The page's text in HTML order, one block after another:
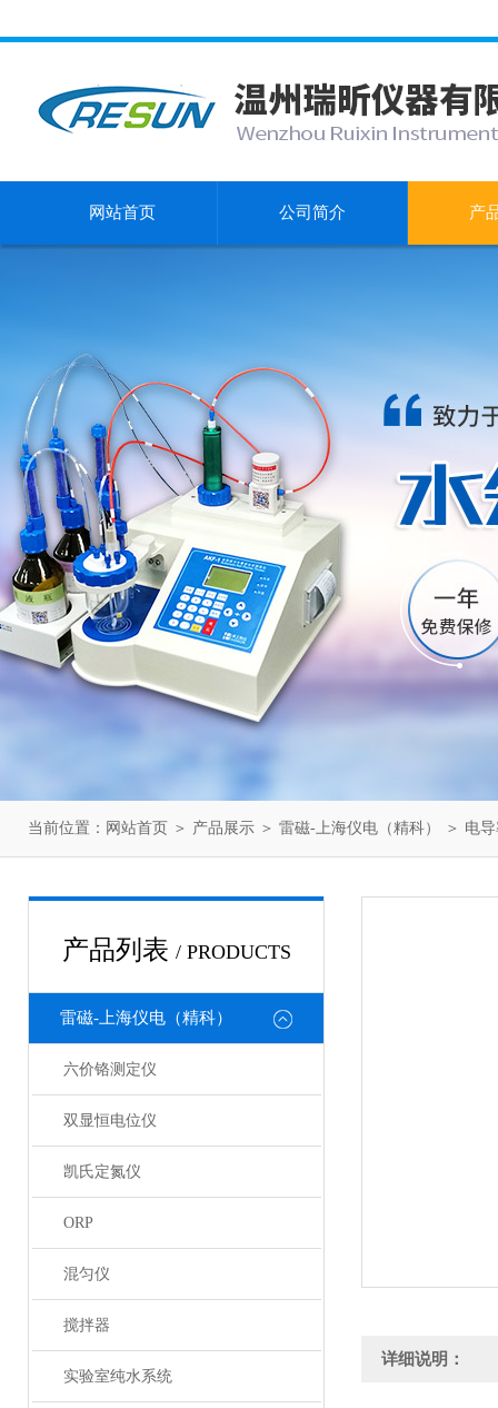
网站首页 公司简介 产
当前位置： 网站首页 ＞ 产品展示 ＞ 雷磁-上海仪电（精科） ＞ 电
产品列表 / PRODUCTS
雷磁-上海仪电（精科）
六价铬测定仪
双显恒电位仪
凯氏定氮仪
ORP
混匀仪
搅拌器
实验室纯水系统
详细说明：